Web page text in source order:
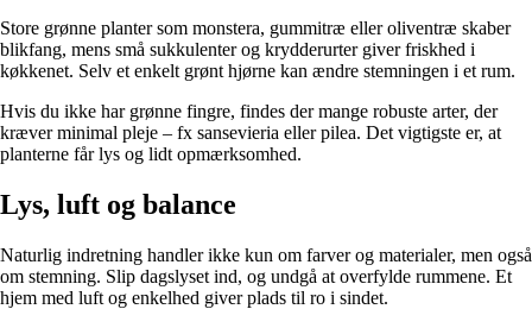
Store grønne planter som monstera, gummitræ eller oliventræ skaber
blikfang, mens små sukkulenter og krydderurter giver friskhed i
køkkenet. Selv et enkelt grønt hjørne kan ændre stemningen i et rum.
Hvis du ikke har grønne fingre, findes der mange robuste arter, der
kræver minimal pleje – fx sansevieria eller pilea. Det vigtigste er, at
planterne får lys og lidt opmærksomhed.
Lys, luft og balance
Naturlig indretning handler ikke kun om farver og materialer, men også
om stemning. Slip dagslyset ind, og undgå at overfylde rummene. Et
hjem med luft og enkelhed giver plads til ro i sindet.